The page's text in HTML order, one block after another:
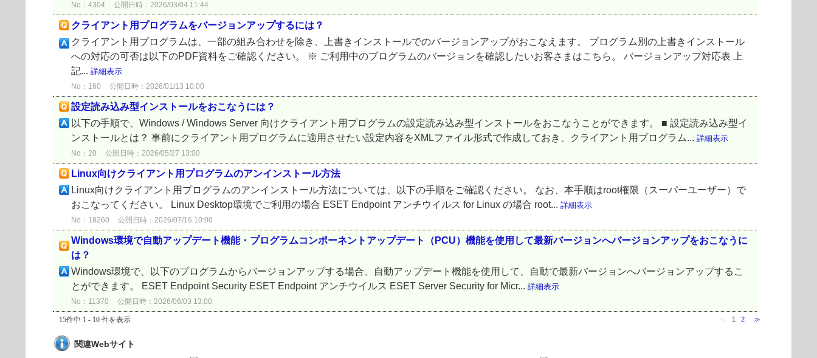
No：4304 公開日時：2026/03/04 11:44
クライアント用プログラムをバージョンアップするには？
クライアント用プログラムは、一部の組み合わせを除き、上書きインストールでのバージョンアップがおこなえます。 プログラム別の上書きインストール
への対応の可否は以下のPDF資料をご確認ください。 ※ ご利用中のプログラムのバージョンを確認したいお客さまはこちら。 バージョンアップ対応表 上
記... 詳細表示
No：160 公開日時：2026/01/13 10:00
設定読み込み型インストールをおこなうには？
以下の手順で、Windows / Windows Server 向けクライアント用プログラムの設定読み込み型インストールをおこなうことができます。 ■ 設定読み込み型イ
ンストールとは？ 事前にクライアント用プログラムに適用させたい設定内容をXMLファイル形式で作成しておき、クライアント用プログラム... 詳細表示
No：20 公開日時：2026/05/27 13:00
Linux向けクライアント用プログラムのアンインストール方法
Linux向けクライアント用プログラムのアンインストール方法については、以下の手順をご確認ください。 なお、本手順はroot権限（スーパーユーザー）で
おこなってください。 Linux Desktop環境でご利用の場合 ESET Endpoint アンチウイルス for Linux の場合 root... 詳細表示
No：18260 公開日時：2026/07/16 10:00
Windows環境で自動アップデート機能・プログラムコンポーネントアップデート（PCU）機能を使用して最新バージョンへバージョンアップをおこなうに
は？
Windows環境で、以下のプログラムからバージョンアップする場合、自動アップデート機能を使用して、自動で最新バージョンへバージョンアップするこ
とができます。 ESET Endpoint Security ESET Endpoint アンチウイルス ESET Server Security for Micr... 詳細表示
No：11370 公開日時：2026/06/03 13:00
15件中 1 - 10 件を表示 1 2 ≫
関連Webサイト